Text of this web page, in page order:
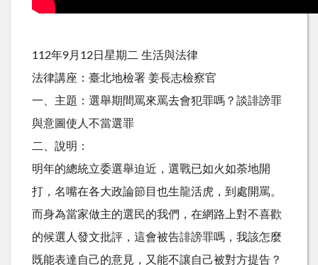
112年9月12日星期二 生活與法律
法律講座：臺北地檢署 姜長志檢察官
一、主題：選舉期間罵來罵去會犯罪嗎？談誹謗罪
與意圖使人不當選罪
二、說明：
明年的總統立委選舉迫近，選戰已如火如荼地開
打，名嘴在各大政論節目也生龍活虎，到處開罵。
而身為當家做主的選民的我們，在網路上對不喜歡
的候選人發文批評，這會被告誹謗罪嗎，我該怎麼
既能表達自己的意見，又能不讓自己被對方提告？